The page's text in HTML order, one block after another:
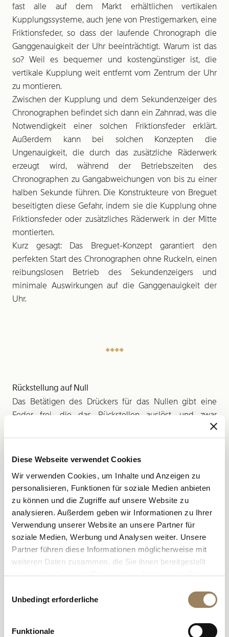
Diese Webseite verwendet Cookies
Wir verwenden Cookies, um Inhalte und Anzeigen zu
personalisieren, Funktionen für soziale Medien anbieten
zu können und die Zugriffe auf unsere Website zu
analysieren. Außerdem geben wir Informationen zu Ihrer
Verwendung unserer Website an unsere Partner für
soziale Medien, Werbung und Analysen weiter. Unsere
Partner führen diese Informationen möglicherweise mit
weiteren Daten zusammen, die Sie ihnen bereitgestellt
haben oder die sie im Rahmen Ihrer Nutzung der Dienste
Unbedingt erforderliche
Funktionale
fast alle auf dem Markt erhältlichen vertikalen
Kupplungssysteme, auch jene von Prestigemarken, eine
Friktionsfeder, so dass der laufende Chronograph die
Ganggenauigkeit der Uhr beeinträchtigt. Warum ist das
so? Weil es bequemer und kostengünstiger ist, die
vertikale Kupplung weit entfernt vom Zentrum der Uhr
zu montieren.
Zwischen der Kupplung und dem Sekundenzeiger des
Chronographen befindet sich dann ein Zahnrad, was die
Notwendigkeit einer solchen Friktionsfeder erklärt.
Außerdem kann bei solchen Konzepten die
Ungenauigkeit, die durch das zusätzliche Räderwerk
erzeugt wird, während der Betriebszeiten des
Chronographen zu Gangabweichungen von bis zu einer
halben Sekunde führen. Die Konstrukteure von Breguet
beseitigten diese Gefahr, indem sie die Kupplung ohne
Friktionsfeder oder zusätzliches Räderwerk in der Mitte
montierten.
Kurz gesagt: Das Breguet-Konzept garantiert den
perfekten Start des Chronographen ohne Ruckeln, einen
reibungslosen Betrieb des Sekundenzeigers und
minimale Auswirkungen auf die Ganggenauigkeit der
Uhr.
Rückstellung auf Null
Das Betätigen des Drückers für das Nullen gibt eine
Feder frei, die das Rückstellen auslöst, und zwar
unabhängig davon, wie kräftig man ihn drückt, da es ja
über die Feder erfolgt.
Alle Chronographen sind mit einer herzförmigen ­